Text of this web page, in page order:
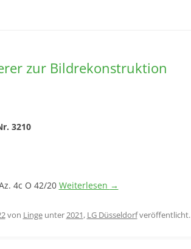
zur Bildrekonstruktion
3210
4c O 42/20 Weiterlesen →
von Lingeunter2021, LG Düsseldorfveröffentlicht.